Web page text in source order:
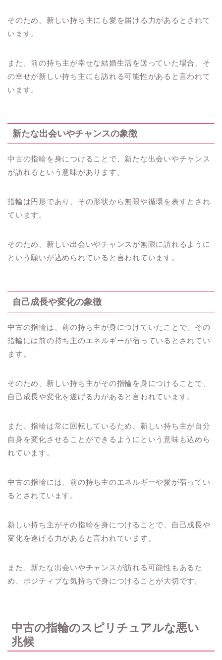
そのため、新しい持ち主にも愛を届ける力があるとされて
います。
また、前の持ち主が幸せな結婚生活を送っていた場合、そ
の幸せが新しい持ち主にも訪れる可能性があると言われて
います。
新たな出会いやチャンスの象徴
中古の指輪を身につけることで、新たな出会いやチャンス
が訪れるという意味があります。
指輪は円形であり、その形状から無限や循環を表すとされ
ています。
そのため、新しい出会いやチャンスが無限に訪れるように
という願いが込められていると言われています。
自己成長や変化の象徴
中古の指輪は、前の持ち主が身につけていたことで、その
指輪には前の持ち主のエネルギーが宿っているとされてい
ます。
そのため、新しい持ち主がその指輪を身につけることで、
自己成長や変化を遂げる力があると言われています。
また、指輪は常に回転しているため、新しい持ち主が自分
自身を変化させることができるようにという意味も込めら
れています。
中古の指輪には、前の持ち主のエネルギーや愛が宿ってい
るとされています。
新しい持ち主がその指輪を身につけることで、自己成長や
変化を遂げる力があると言われています。
また、新たな出会いやチャンスが訪れる可能性もあるた
め、ポジティブな気持ちで身につけることが大切です。
中古の指輪のスピリチュアルな悪い
兆候